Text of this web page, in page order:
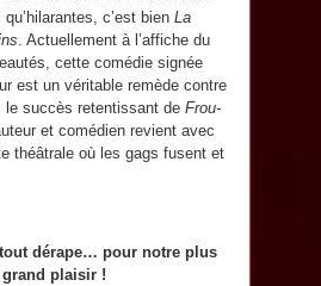
c’est bien La
. Actuellement à l’affiche du
cette comédie signée
est un véritable remède contre
le succès retentissant de Frou-
et comédien revient avec
théâtrale où les gags fusent et
dérape… pour notre plus
grand plaisir !